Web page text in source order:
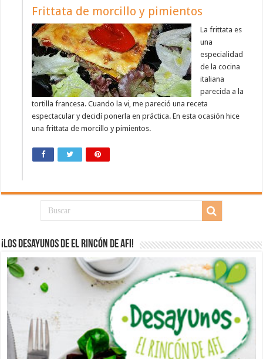
Frittata de morcillo y pimientos
La frittata es
una
especialidad
de la cocina
italiana
parecida a la
tortilla francesa. Cuando la vi, me pareció una receta
espectacular y decidí ponerla en práctica. En esta ocasión hice
una frittata de morcillo y pimientos.
¡Los desayunos de El Rincón de Afi!